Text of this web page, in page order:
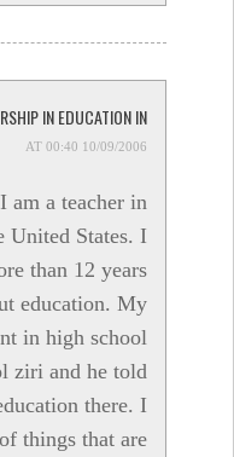
IN EDUCATION IN
10/09/2006 AT 00:40
am a teacher in
United States. I
than 12 years
education. My
in high school
ziri and he told
there. I
things that are